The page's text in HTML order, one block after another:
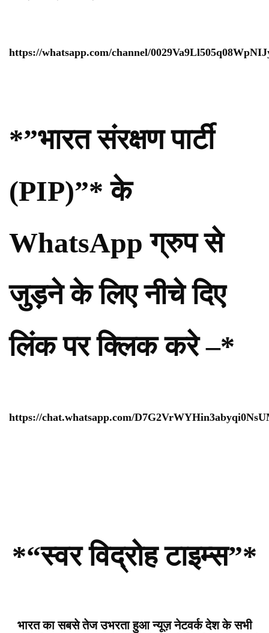
https://whatsapp.com/channel/
*”भारत संरक्षण पार्टी
(PIP)”* के
WhatsApp ग्रुप से
जुड़ने के लिए नीचे दिए
लिंक पर क्लिक करे –*
https://chat.whatsapp.com/
*“स्वर विद्रोह टाइम्स”*
भारत का सबसे तेज उभरता हुआ न्यूज़ नेटवर्क देश के सभी